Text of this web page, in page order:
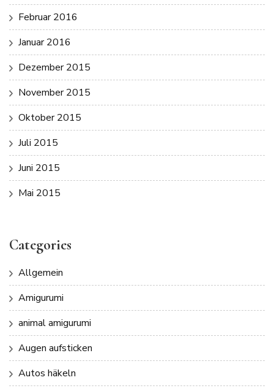
Februar 2016
Januar 2016
Dezember 2015
November 2015
Oktober 2015
Juli 2015
Juni 2015
Mai 2015
Categories
Allgemein
Amigurumi
animal amigurumi
Augen aufsticken
Autos häkeln